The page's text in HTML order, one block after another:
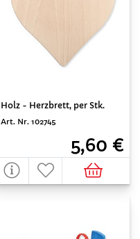
Holz - Herzbrett, per Stk.
Art. Nr. 102745
5,60 €